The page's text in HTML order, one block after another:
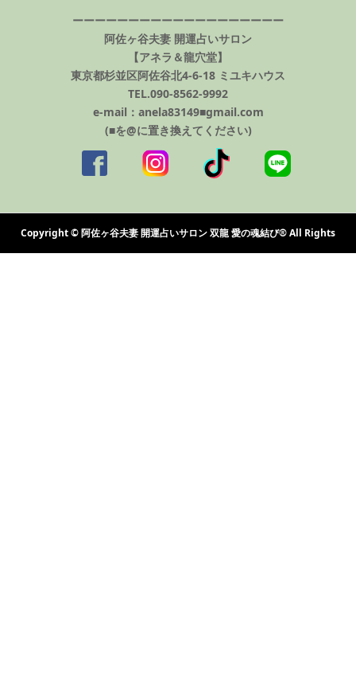
ーーーーーーーーーーーーーーーーーーー
阿佐ヶ谷夫妻 開運占いサロン
【アネラ＆龍穴堂】
東京都杉並区阿佐谷北4-6-18 ミユキハウス
TEL.090-8562-9992
e-mail：anela83149■gmail.com
(■を@に置き換えてください)
Copyright © 阿佐ヶ谷夫妻 開運占いサロン 双龍 愛の魂結び®️ All Rights